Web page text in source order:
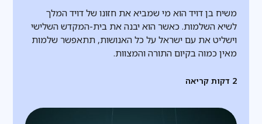
משיח בן דויד הוא מי שמביא את חזונו של דויד המלך
לשיא השלמות. כאשר הוא יבנה את בית-המקדש השלישי
וישליט את עם ישראל על כל האנושות, תתאפשר שלמות
מאין כמוה בקיום התורה והמצוות.
2 דקות קריאה